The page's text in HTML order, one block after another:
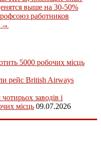
выше на 30-50%
работников
→
5000 робочих місць
рейс British Airways
заводів і
місць 09.07.2026